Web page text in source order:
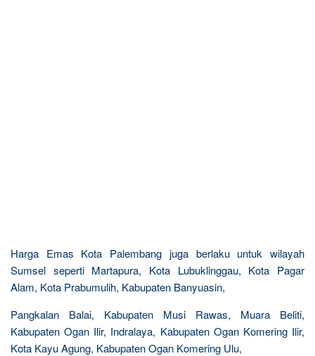
Harga Emas Kota Palembang juga berlaku untuk wilayah
Sumsel seperti Martapura, Kota Lubuklinggau, Kota Pagar
Alam, Kota Prabumulih, Kabupaten Banyuasin,
Pangkalan Balai, Kabupaten Musi Rawas, Muara Beliti,
Kabupaten Ogan Ilir, Indralaya, Kabupaten Ogan Komering Ilir,
Kota Kayu Agung, Kabupaten Ogan Komering Ulu,